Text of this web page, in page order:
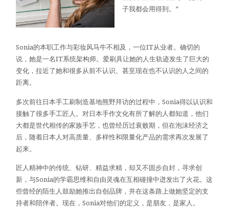
子我都会用得到。”
Sonia的本职工作与彩妆风马牛不相及，一位IT从业者。确切的
说，她是一名IT系统架构师。爱刷具让她的人生轨迹发生了巨大的
变化，拉近了她和很多从前不认识、甚至现在也不认识的人之间的
距离。
多次前往日本手工刷制造基地熊野拜访的过程中，Sonia得以认识和
接触了很多手工匠人。对日本手作文化有所了解的人都知道，他们
大都是世代相传的家族手艺，也曾经历过衰败期，但在泡沫经济之
后，随着日本人对高质量、多样性和限量化产品的需求再次发展了
起来。
匠人精神中的传统、钻研、精益求精，却又不固步自封，寻求创
新，与Sonia的学霸思维和自由灵魂在互相碰撞中迸发出了火花。这
些曾经的陌生人鼓励她推出自创品牌，并在这条路上做她坚定的支
持者和陪伴者。现在，Sonia对他们的定义，是朋友，是家人。